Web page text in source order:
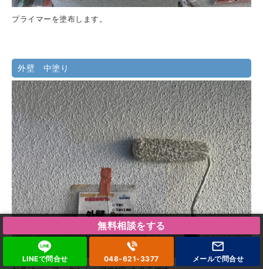
無料相談をする
LINEで問合せ 048-621-3377 メールで問合せ
プライマーを塗布します。
外壁 中塗り